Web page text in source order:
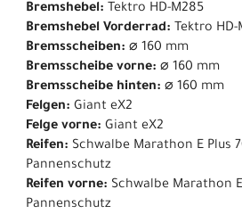
Bremshebel: Tektro HD-M285
Bremshebel Vorderrad: Tektro HD-
Bremsscheiben: ⌀ 160 mm
Bremsscheibe vorne: ⌀ 160 mm
Bremsscheibe hinten: ⌀ 160 mm
Felgen: Giant eX2
Felge vorne: Giant eX2
Reifen: Schwalbe Marathon E Plus
Pannenschutz
Reifen vorne: Schwalbe Marathon
Pannenschutz